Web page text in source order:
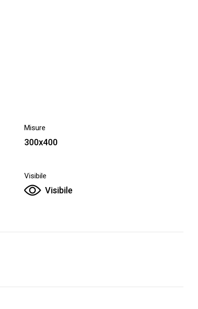
Misure
300x400
Visibile
Visibile